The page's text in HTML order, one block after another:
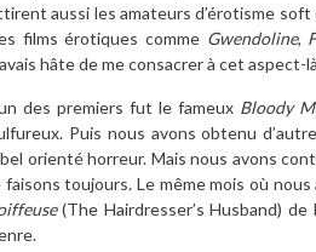
aussi les amateurs d’érotisme
films érotiques comme Gwendoline,
hâte de me consacrer à cet aspect-
des premiers fut le fameux Bloody
Puis nous avons obtenu
orienté horreur. Mais nous avons
faisons toujours. Le même mois où
(The Hairdresser’s Husband)